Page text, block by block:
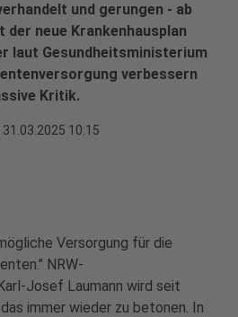
und gerungen - ab
der neue Krankenhausplan
laut Gesundheitsministerium
verbessern
Kritik.
10:15
Versorgung für die
NRW-
Josef Laumann wird seit
immer wieder zu betonen. In